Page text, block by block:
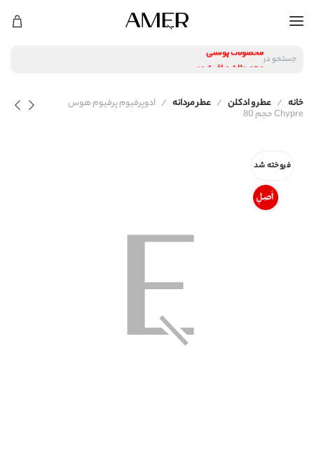
جستجو در محصولات مراقبت مو
محصولات پوستی
محصولات مراقبت مو
خانه عطر و ادکلن عطر مردانه ادوپرفیوم پرفیوم هوس
Chypre حجم 80
فروخته شد